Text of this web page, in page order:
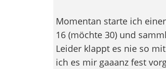
Momentan starte ich
16 (möchte 30) und
Leider klappt es nie so
ich es mir gaaanz fest